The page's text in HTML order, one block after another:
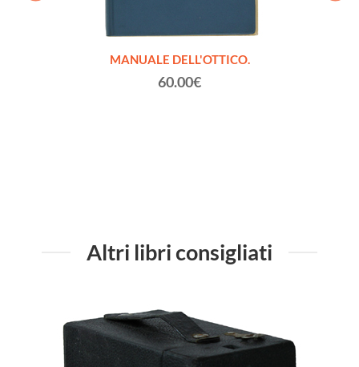
MANUALE DELL'OTTICO.
60.00€
Altri libri consigliati